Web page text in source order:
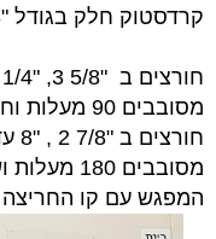
קרדסטוק חלק בגודל "7/8 10 * "7/8 10
חורצים ב "5/8 3, "1/4 7
מסובבים 90 מעלות וחורצים שוב ב "5/8 3 , "1/4 7
חורצים ב "7/8 2 , "8 עד המפגש עם קו החירוץ
המפגש עם קו החריצה